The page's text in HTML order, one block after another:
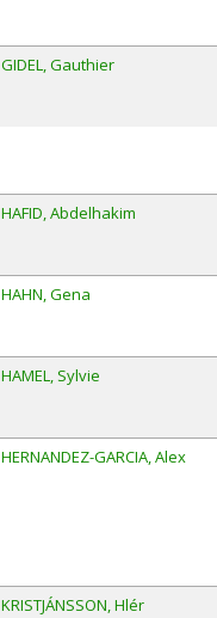
GIDEL Gauthier
HAFID Abdelhakim
HAHN Gena
HAMEL Sylvie
HERNANDEZ-GARCIA Alex
KRISTJÁNSSON Hlér